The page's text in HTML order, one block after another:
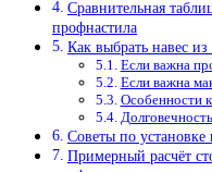
Сравнительная
профнастила
Как выбрать навес
Если важна
Если важна
Особенности
Советы по установке
Примерный расчёт